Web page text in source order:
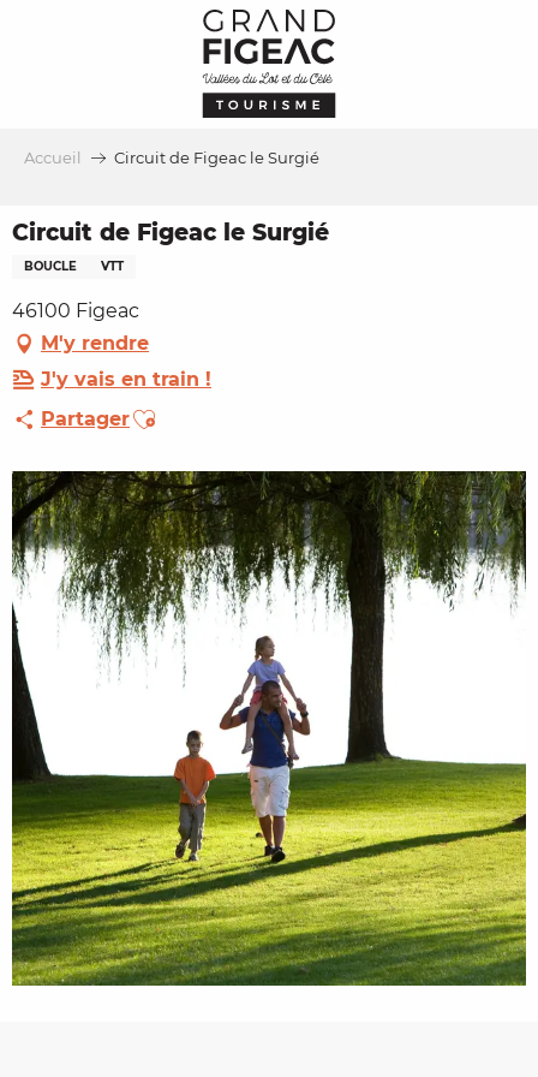
Accueil Circuit de Figeac le Surgié
Circuit de Figeac le Surgié
BOUCLE VTT
46100 Figeac
M'y rendre
J'y vais en train !
PartagerAjouter aux favoris